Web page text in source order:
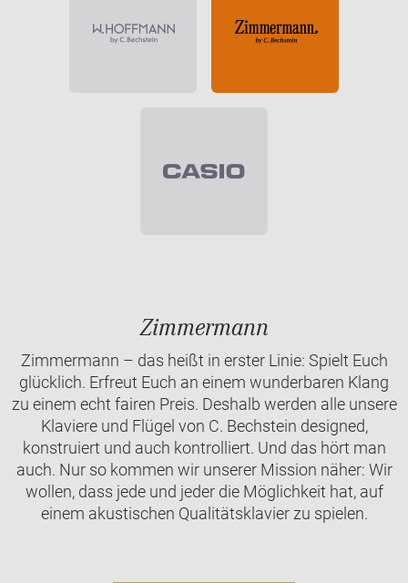
Zimmermann
Zimmermann – das heißt in erster Linie: Spielt Euch
glücklich. Erfreut Euch an einem wunderbaren Klang
zu einem echt fairen Preis. Deshalb werden alle unsere
Klaviere und Flügel von C. Bechstein designed,
konstruiert und auch kontrolliert. Und das hört man
auch. Nur so kommen wir unserer Mission näher: Wir
wollen, dass jede und jeder die Möglichkeit hat, auf
einem akustischen Qualitätsklavier zu spielen.